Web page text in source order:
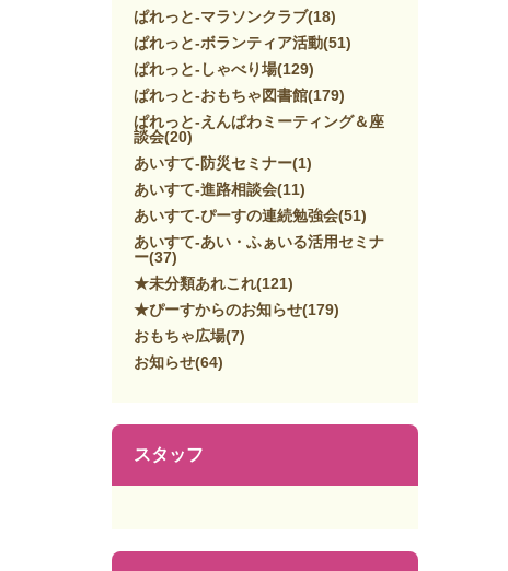
ぱれっと-マラソンクラブ(18)
ぱれっと-ボランティア活動(51)
ぱれっと-しゃべり場(129)
ぱれっと-おもちゃ図書館(179)
ぱれっと-えんぱわミーティング＆座
談会(20)
あいすて-防災セミナー(1)
あいすて-進路相談会(11)
あいすて-ぴーすの連続勉強会(51)
あいすて-あい・ふぁいる活用セミナ
ー(37)
★未分類あれこれ(121)
★ぴーすからのお知らせ(179)
おもちゃ広場(7)
お知らせ(64)
スタッフ